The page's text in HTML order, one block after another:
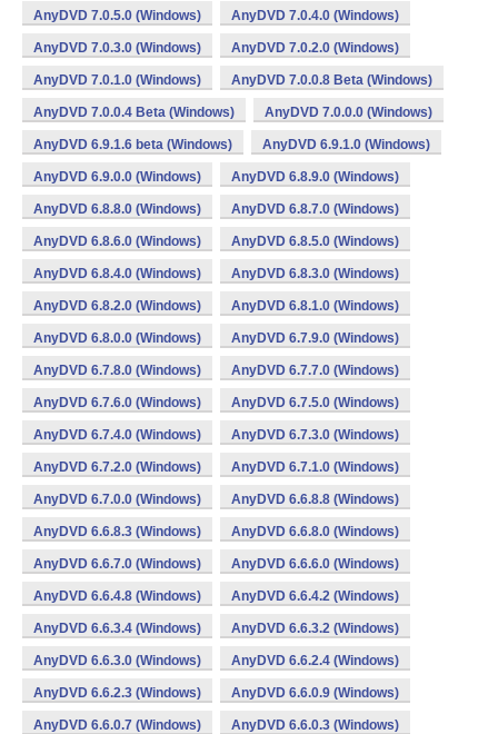
AnyDVD 7.0.5.0 (Windows) AnyDVD 7.0.4.0 (Windows)
AnyDVD 7.0.3.0 (Windows) AnyDVD 7.0.2.0 (Windows)
AnyDVD 7.0.1.0 (Windows) AnyDVD 7.0.0.8 Beta (Windows)
AnyDVD 7.0.0.4 Beta (Windows) AnyDVD 7.0.0.0 (Windows)
AnyDVD 6.9.1.6 beta (Windows) AnyDVD 6.9.1.0 (Windows)
AnyDVD 6.9.0.0 (Windows) AnyDVD 6.8.9.0 (Windows)
AnyDVD 6.8.8.0 (Windows) AnyDVD 6.8.7.0 (Windows)
AnyDVD 6.8.6.0 (Windows) AnyDVD 6.8.5.0 (Windows)
AnyDVD 6.8.4.0 (Windows) AnyDVD 6.8.3.0 (Windows)
AnyDVD 6.8.2.0 (Windows) AnyDVD 6.8.1.0 (Windows)
AnyDVD 6.8.0.0 (Windows) AnyDVD 6.7.9.0 (Windows)
AnyDVD 6.7.8.0 (Windows) AnyDVD 6.7.7.0 (Windows)
AnyDVD 6.7.6.0 (Windows) AnyDVD 6.7.5.0 (Windows)
AnyDVD 6.7.4.0 (Windows) AnyDVD 6.7.3.0 (Windows)
AnyDVD 6.7.2.0 (Windows) AnyDVD 6.7.1.0 (Windows)
AnyDVD 6.7.0.0 (Windows) AnyDVD 6.6.8.8 (Windows)
AnyDVD 6.6.8.3 (Windows) AnyDVD 6.6.8.0 (Windows)
AnyDVD 6.6.7.0 (Windows) AnyDVD 6.6.6.0 (Windows)
AnyDVD 6.6.4.8 (Windows) AnyDVD 6.6.4.2 (Windows)
AnyDVD 6.6.3.4 (Windows) AnyDVD 6.6.3.2 (Windows)
AnyDVD 6.6.3.0 (Windows) AnyDVD 6.6.2.4 (Windows)
AnyDVD 6.6.2.3 (Windows) AnyDVD 6.6.0.9 (Windows)
AnyDVD 6.6.0.7 (Windows) AnyDVD 6.6.0.3 (Windows)